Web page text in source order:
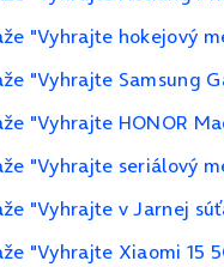
"Vyhrajte hokejový
"Vyhrajte Samsung
"Vyhrajte HONOR
"Vyhrajte seriálový
"Vyhrajte v Jarnej
"Vyhrajte Xiaomi 15